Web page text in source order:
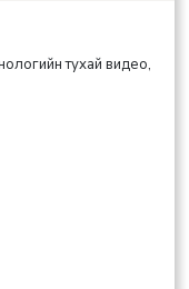
тухай видео,